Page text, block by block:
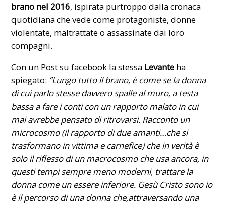
brano nel 2016, ispirata purtroppo dalla cronaca
quotidiana che vede come protagoniste, donne
violentate, maltrattate o assassinate dai loro
compagni.
Con un Post su facebook la stessa Levante ha
spiegato: ”Lungo tutto il brano, è come se la donna
di cui parlo stesse davvero spalle al muro, a testa
bassa a fare i conti con un rapporto malato in cui
mai avrebbe pensato di ritrovarsi. Racconto un
microcosmo (il rapporto di due amanti…che si
trasformano in vittima e carnefice) che in verità è
solo il riflesso di un macrocosmo che usa ancora, in
questi tempi sempre meno moderni, trattare la
donna come un essere inferiore. Gesù Cristo sono io
è il percorso di una donna che,attraversando una